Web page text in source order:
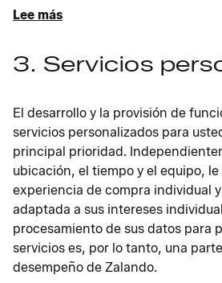
Lee más
3. Servicios
El desarrollo y la provisión de
servicios personalizados para
principal prioridad.
ubicación, el tiempo y el equipo,
experiencia de compra individual
adaptada a sus intereses
procesamiento de sus datos para
servicios es, por lo tanto, una
desempeño de Zalando.